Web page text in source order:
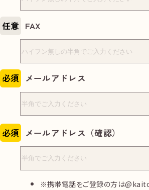
任意 FAX
必須 メールアドレス
必須 メールアドレス（確認）
携帯電話をご登録の方は